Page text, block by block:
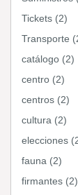
Tickets (2)
Transporte
catálogo (2)
centro (2)
centros (2)
cultura (2)
elecciones
fauna (2)
firmantes (2)